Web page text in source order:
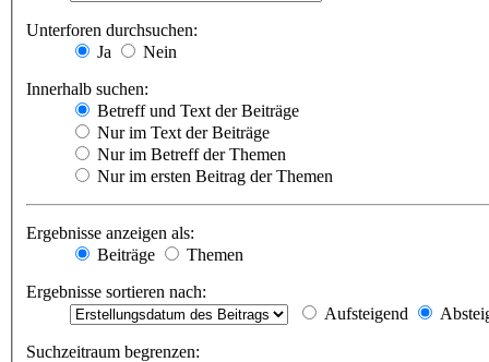
Unterforen durchsuchen:
Ja
Nein
Innerhalb suchen:
Betreff und Text der Beiträge
Nur im Text der Beiträge
Nur im Betreff der Themen
Nur im ersten Beitrag der Themen
Ergebnisse anzeigen als:
Beiträge
Themen
Ergebnisse sortieren nach:
Aufsteigend
Suchzeitraum begrenzen: